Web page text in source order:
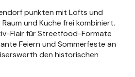
punkten mit Lofts und
und Küche frei kombiniert.
Flair für Streetfood-Formate
Feiern und Sommerfeste an
den historischen